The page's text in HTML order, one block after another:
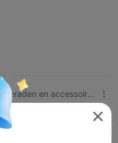
Sieraden en accessoires 
